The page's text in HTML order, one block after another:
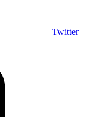
Twitter